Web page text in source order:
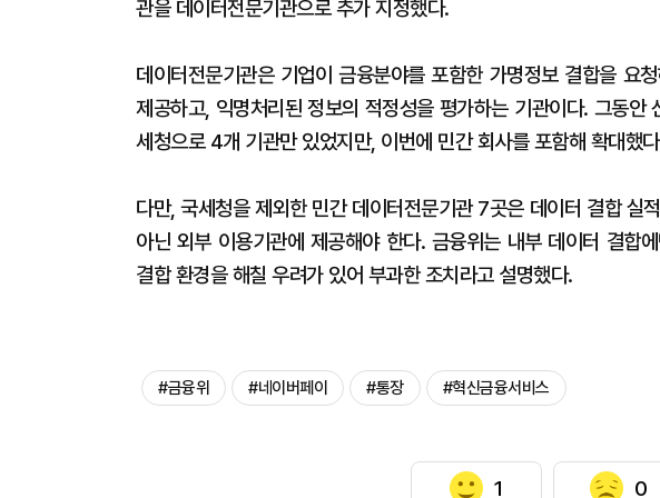
관을 데이터전문기관으로 추가 지정했다.
데이터전문기관은 기업이 금융분야를 포함한 가명정보 결합을 요
제공하고, 익명처리된 정보의 적정성을 평가하는 기관이다. 그동안
세청으로 4개 기관만 있었지만, 이번에 민간 회사를 포함해 확대했
다만, 국세청을 제외한 민간 데이터전문기관 7곳은 데이터 결합 실
아닌 외부 이용기관에 제공해야 한다. 금융위는 내부 데이터 결합
결합 환경을 해칠 우려가 있어 부과한 조치라고 설명했다.
#금융위 #네이버페이 #통장 #혁신금융서비스
1 0